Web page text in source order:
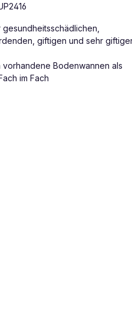
gesundheitsschädlichen,
giftigen und sehr
vorhandene Bodenwannen als
im Fach